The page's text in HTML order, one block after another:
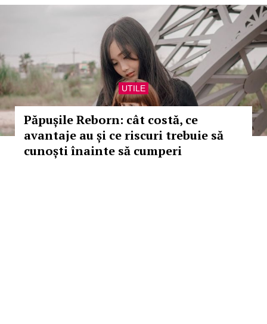
UTILE
Păpușile Reborn: cât costă, ce
avantaje au și ce riscuri trebuie să
cunoști înainte să cumperi